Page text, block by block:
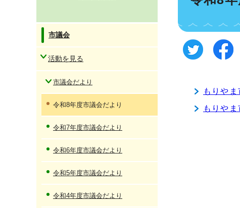
もりや
もりや
市議会
活動を見る
市議会だより
令和8年度市議会だより
令和7年度市議会だより
令和6年度市議会だより
令和5年度市議会だより
令和4年度市議会だより